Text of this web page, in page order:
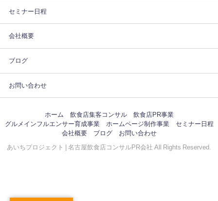
セミナー日程
会社概要
ブログ
お問い合わせ
ホーム 飲食店集客コンサル
飲食店PR事業
グルメインフルエンサー育成事業
ホームページ制作事業
セミナー日程
会社概要
ブログ お問い合わせ
あいちプロジェクト | 名古屋飲食店コンサルPR会社 All Rights Reserved.